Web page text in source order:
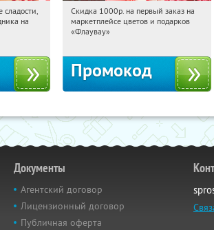
на
06:27:34 Получили:
Россия
Скидка 1000р. на первый заказ на
маркетплейсе цветов и подарков
«Флаувау»
Промокод
Документы
Агентский договор
Лицензионный договор
Публичная оферта